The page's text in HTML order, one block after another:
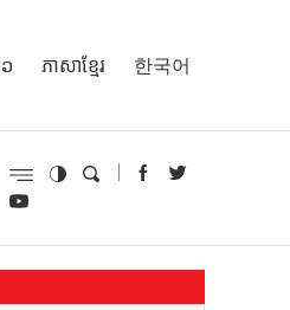
ភាសាខ្មែរ 한국어